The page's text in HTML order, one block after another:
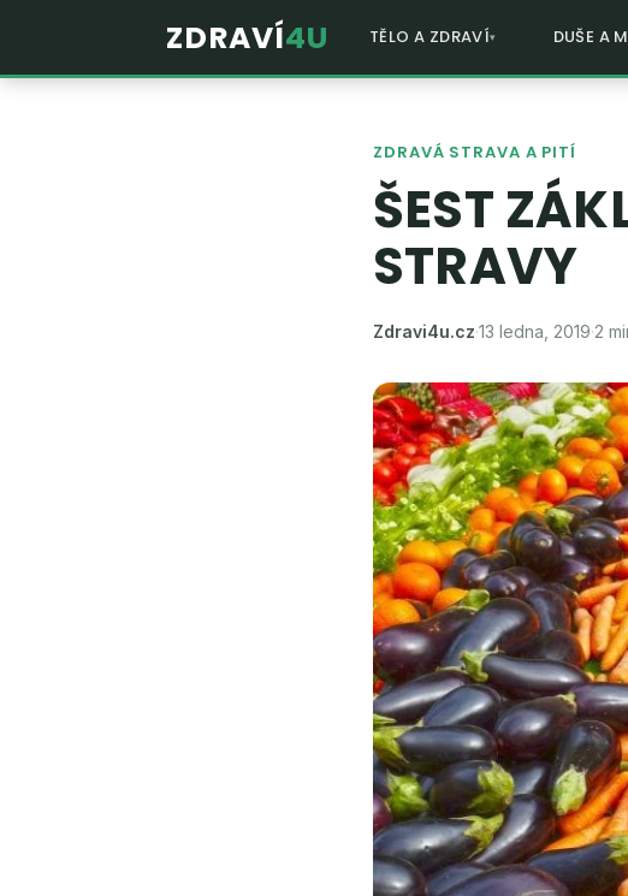
ZDRAVÍ4U TĚLO A ZDRAVÍ DUŠE A
ZDRAVÁ STRAVA A PITÍ
ŠEST
STRAVY
Zdravi4u.cz·13 ledna, 2019·2